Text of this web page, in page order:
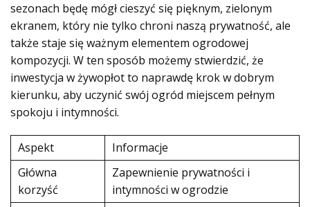
sezonach będę mógł cieszyć się pięknym, zielonym
ekranem, który nie tylko chroni naszą prywatność, ale
także staje się ważnym elementem ogrodowej
kompozycji. W ten sposób możemy stwierdzić, że
inwestycja w żywopłot to naprawdę krok w dobrym
kierunku, aby uczynić swój ogród miejscem pełnym
spokoju i intymności.
Aspekt
Informacje
Główna
korzyść
Zapewnienie prywatności i
intymności w ogrodzie